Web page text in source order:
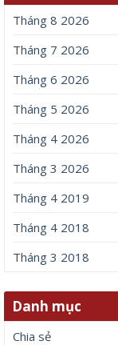
Tháng 8 2026
Tháng 7 2026
Tháng 6 2026
Tháng 5 2026
Tháng 4 2026
Tháng 3 2026
Tháng 4 2019
Tháng 4 2018
Tháng 3 2018
Danh mục
Chia sẻ